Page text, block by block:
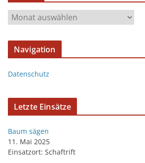
Navigation
Datenschutz
Letzte Einsätze
Baum sägen
11. Mai 2025
Einsatzort: Schaftrift